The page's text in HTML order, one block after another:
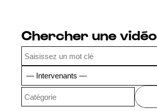
Chercher une vidéo